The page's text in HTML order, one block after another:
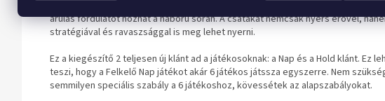
árulás fordulatot hozhat a háború során. A csatákat nemcsak nyers erővel,
stratégiával és ravaszsággal is meg lehet nyerni.
Ez a kiegészítő 2 teljesen új klánt ad a játékosoknak: a Nap és a Hold klánt. Ez
teszi, hogy a Felkelő Nap játékot akár 6 játékos játssza egyszerre. Nem
semmilyen speciális szabály a 6 játékoshoz, kövessétek az alapszabályokat.